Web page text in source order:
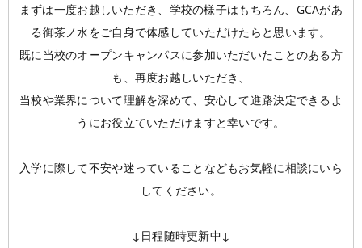
まずは一度お越しいただき、学校の様子はもちろん、GCAがあ
る御茶ノ水をご自身で体感していただけたらと思います。
既に当校のオープンキャンパスに参加いただいたことのある方
も、再度お越しいただき、
当校や業界について理解を深めて、安心して進路決定できるよ
うにお役立ていただけますと幸いです。
入学に際して不安や迷っていることなどもお気軽に相談にいら
してください。
↓日程随時更新中↓